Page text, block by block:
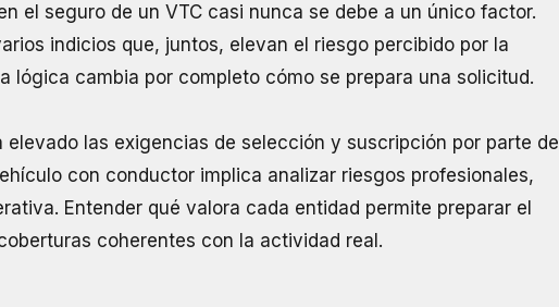
el seguro de un VTC casi nunca se debe a un único factor.
indicios que, juntos, elevan el riesgo percibido por la
lógica cambia por completo cómo se prepara una solicitud.
elevado las exigencias de selección y suscripción por parte de
con conductor implica analizar riesgos profesionales,
Entender qué valora cada entidad permite preparar el
coherentes con la actividad real.